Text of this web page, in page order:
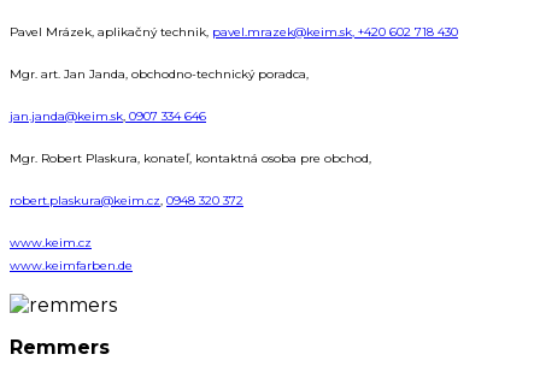
Pavel Mrázek, aplikačný technik, pavel.mrazek@keim.sk, +420 602 718 430
Mgr. art. Jan Janda, obchodno-technický poradca,
jan.janda@keim.sk, 0907 334 646
Mgr. Robert Plaskura, konateľ, kontaktná osoba pre obchod,
robert.plaskura@keim.cz, 0948 320 372
www.keim.cz
www.keimfarben.de
Remmers